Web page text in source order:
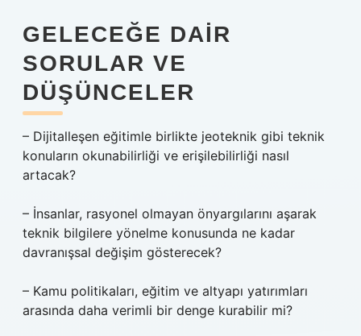
GELECEĞE DAIR
SORULAR VE
DÜŞÜNCELER
– Dijitalleşen eğitimle birlikte jeoteknik gibi teknik
konuların okunabilirliği ve erişilebilirliği nasıl
artacak?
– İnsanlar, rasyonel olmayan önyargılarını aşarak
teknik bilgilere yönelme konusunda ne kadar
davranışsal değişim gösterecek?
– Kamu politikaları, eğitim ve altyapı yatırımları
arasında daha verimli bir denge kurabilir mi?